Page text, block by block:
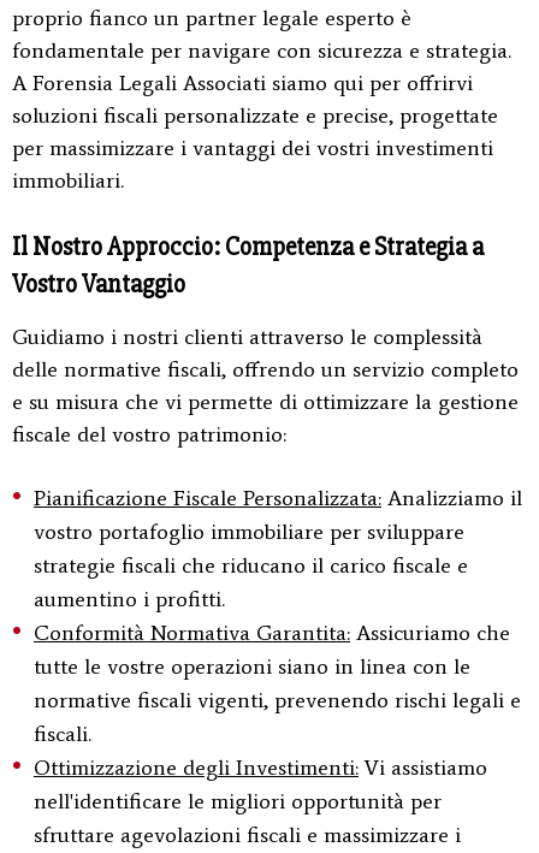
proprio fianco un partner legale esperto è
fondamentale per navigare con sicurezza e strategia.
A Forensia Legali Associati siamo qui per offrirvi
soluzioni fiscali personalizzate e precise, progettate
per massimizzare i vantaggi dei vostri investimenti
immobiliari.
Il Nostro Approccio: Competenza e Strategia a
Vostro Vantaggio
Guidiamo i nostri clienti attraverso le complessità
delle normative fiscali, offrendo un servizio completo
e su misura che vi permette di ottimizzare la gestione
fiscale del vostro patrimonio:
Pianificazione Fiscale Personalizzata: Analizziamo il
vostro portafoglio immobiliare per sviluppare
strategie fiscali che riducano il carico fiscale e
aumentino i profitti.
Conformità Normativa Garantita: Assicuriamo che
tutte le vostre operazioni siano in linea con le
normative fiscali vigenti, prevenendo rischi legali e
fiscali.
Ottimizzazione degli Investimenti:Vi assistiamo
nell'identificare le migliori opportunità per
sfruttare agevolazioni fiscali e massimizzare i